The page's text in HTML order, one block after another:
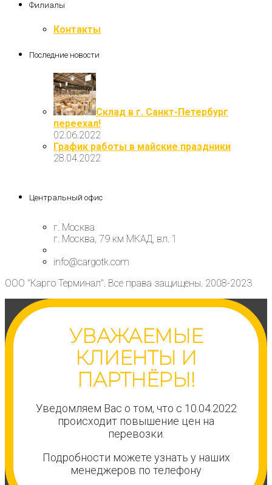
Филиалы
Контакты
Последние новости
Склад в г. Санкт-Петербург
переехал!
02.06.2022
График работы в майские праздники
28.04.2022
Центральный офис
г. Москва
г. Москва, 79 км МКАД, вл. 1
info@cargotk.com
ООО "Карго Терминал". Все права защищены. 2008-2023
УВАЖАЕМЫЕ
КЛИЕНТЫ И
ПАРТНЁРЫ!
Уведомляем Вас о том, что с 10.04.2022
происходит повышение цен на
перевозки.
Подробности можете узнать у наших
менеджеров по телефону